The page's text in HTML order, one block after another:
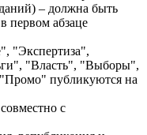
– должна быть
первом абзаце
"Экспертиза",
"Власть", "Выборы",
публикуются на
с